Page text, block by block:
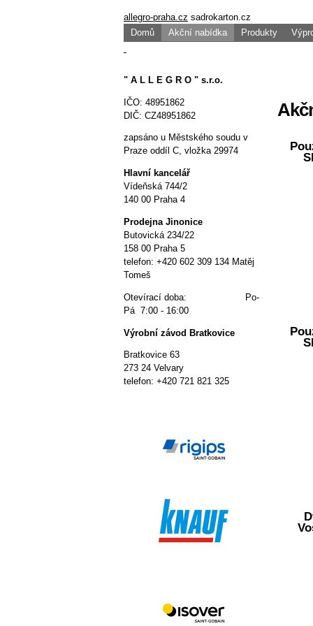
allegro-praha.cz sadrokarton.cz
Domů
Akční nabídka Produkty
" A L L E G R O " s.r.o.
IČO: 48951862
DIČ: CZ48951862
zapsáno u Městského soudu v
Praze oddíl C, vložka 29974
Hlavní kancelář
Vídeňská 744/2
140 00 Praha 4
Prodejna Jinonice
Butovická 234/22
158 00 Praha 5
telefon: +420 602 309 134 Matěj
Tomeš
Otevírací doba: Po-
Pá 7:00 - 16:00
Výrobní závod Bratkovice
Bratkovice 63
273 24 Velvary
telefon: +420 721 821 325